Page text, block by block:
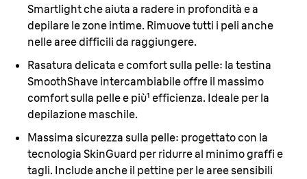
Smartlight che aiuta a radere in profondità e a
depilare le zone intime. Rimuove tutti i peli anche
nelle aree difficili da raggiungere.
Rasatura delicata e comfort sulla pelle: la testina
SmoothShave intercambiabile offre il massimo
comfort sulla pelle e più¹ efficienza. Ideale per la
depilazione maschile.
Massima sicurezza sulla pelle: progettato con la
tecnologia SkinGuard per ridurre al minimo graffi e
tagli. Include anche il pettine per le aree sensibili